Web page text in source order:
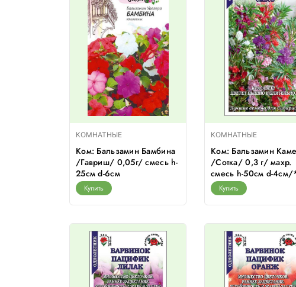
КОМНАТНЫЕ
Ком: Бальзамин Бамбина
/Гавриш/ 0,05г/ смесь h-
25см d-6см
Купить
КОМНАТНЫЕ
Ком: Бальзамин
/Сотка/ 0,3 г/ махр.
смесь h-50см d-
Купить